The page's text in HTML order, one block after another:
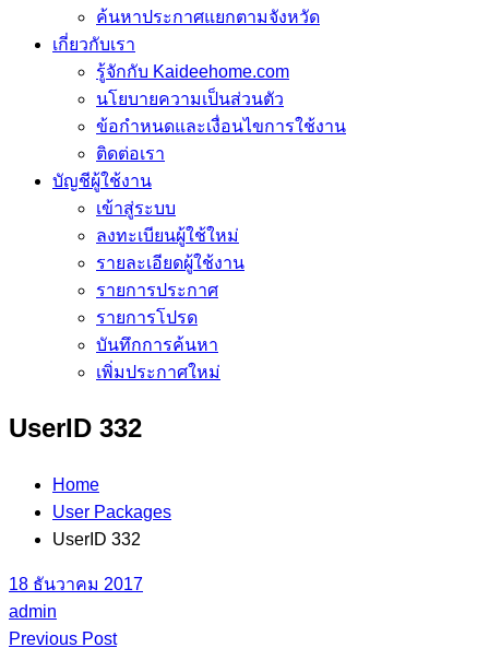
ค้นหาประกาศแยกตามจังหวัด
เกี่ยวกับเรา
รู้จักกับ Kaideehome.com
นโยบายความเป็นส่วนตัว
ข้อกำหนดและเงื่อนไขการใช้งาน
ติดต่อเรา
บัญชีผู้ใช้งาน
เข้าสู่ระบบ
ลงทะเบียนผู้ใช้ใหม่
รายละเอียดผู้ใช้งาน
รายการประกาศ
รายการโปรด
บันทึกการค้นหา
เพิ่มประกาศใหม่
UserID 332
Home
User Packages
UserID 332
18 ธันวาคม 2017
admin
Previous Post